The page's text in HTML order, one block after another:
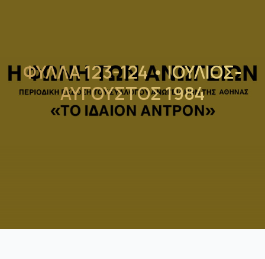
ΦΥΛΛΑ 123-124 • ΙΟΥΛΙΟΣ-
ΑΥΓΟΥΣΤΟΣ 1984